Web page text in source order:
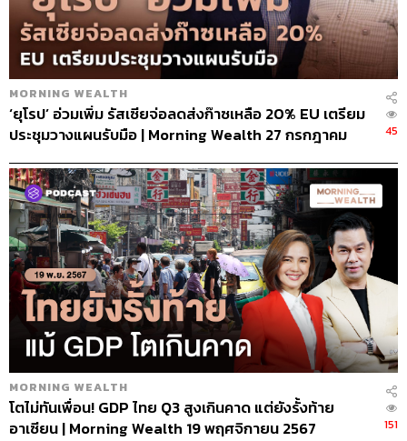
MORNING WEALTH
‘ยุโรป’ อ่วมเพิ่ม รัสเซียจ่อลดส่งก๊าซเหลือ 20% EU เตรียม
ประชุมวางแผนรับมือ | Morning Wealth 27 กรกฎาคม
45
MORNING WEALTH
โตไม่ทันเพื่อน! GDP ไทย Q3 สูงเกินคาด แต่ยังรั้งท้าย
อาเซียน | Morning Wealth 19 พฤศจิกายน 2567
151